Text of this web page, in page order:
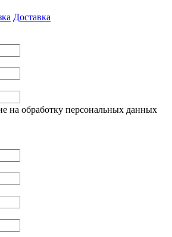
Доставка
на обработку персональных данных